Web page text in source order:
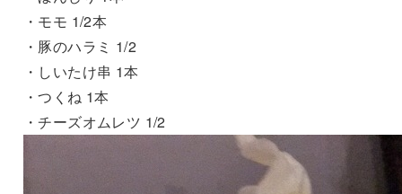
・モモ 1/2本
・豚のハラミ 1/2
・しいたけ串 1本
・つくね 1本
・チーズオムレツ 1/2